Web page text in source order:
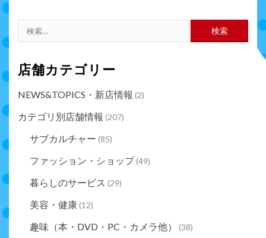
索:
店舗カテゴリー
NEWS&TOPICS・新店情報 (2)
カテゴリ別店舗情報 (207)
サブカルチャー (85)
ファッション・ショップ(49)
暮らしのサービス (29)
美容・健康(12)
趣味（本・DVD・PC・カメラ他） (38)